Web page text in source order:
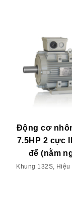
Động cơ
7.5HP 2 cực
đế (nằm
Khung 132S,